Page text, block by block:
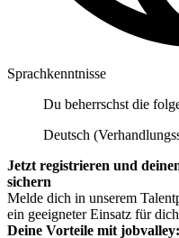
Sprachkenntnisse
Du beherrschst die
Deutsch
Jetzt registrieren und
sichern
Melde dich in unserem
ein geeigneter Einsatz für
Deine Vorteile mit jobvalley: